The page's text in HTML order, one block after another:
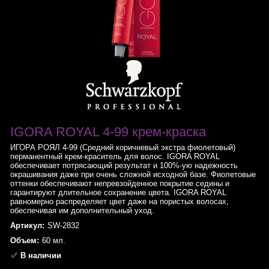
IGORA ROYAL 4-99 крем-краска
ИГОРА РОЯЛ 4-99 (Средний коричневый экстра фиолетовый)
перманентный крем-краситель для волос. IGORA ROYAL
обеспечивает потрясающий результат и 100%-ую надежность
окрашивания даже при очень сложной исходной базе. Фиолетовые
оттенки обеспечивают непревзойденное покрытие седины и
гарантируют длительное сохранение цвета. IGORA ROYAL
равномерно распределяет цвет даже на пористых волосах,
обеспечивая им дополнительный уход.
Артикул: SW-2832
Объем: 60 мл.
В наличии